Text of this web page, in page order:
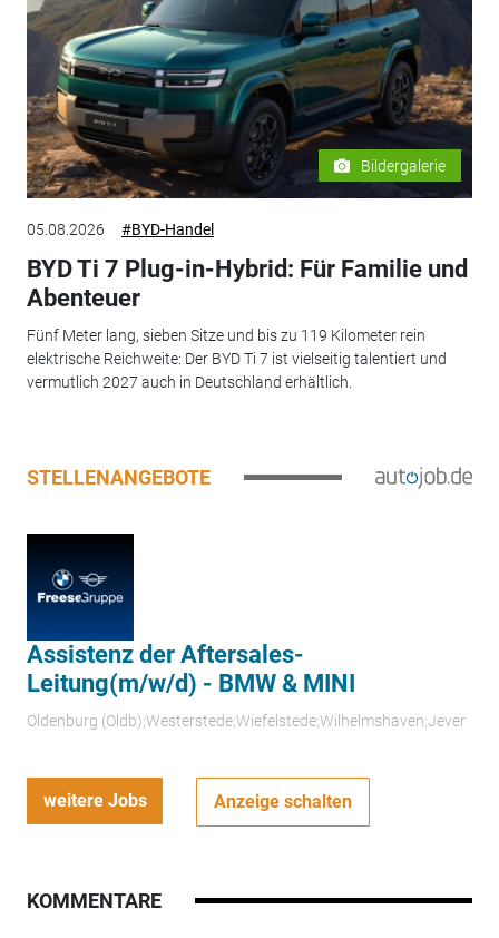
Bildergalerie
05.08.2026 #BYD-Handel
BYD Ti 7 Plug-in-Hybrid: Für Familie und
Abenteuer
Fünf Meter lang, sieben Sitze und bis zu 119 Kilometer rein
elektrische Reichweite: Der BYD Ti 7 ist vielseitig talentiert und
vermutlich 2027 auch in Deutschland erhältlich.
STELLENANGEBOTE
Assistenz der Aftersales-
Leitung(m/w/d) - BMW & MINI
Oldenburg (Oldb);Westerstede;Wiefelstede;Wilhelmshaven;Jever
weitere Jobs Anzeige schalten
KOMMENTARE